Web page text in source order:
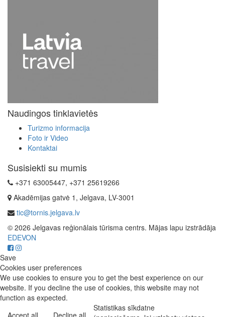
Naudingos tinklavietės
Turizmo informacija
Foto ir Video
Kontaktai
Susisiekti su mumis
+371 63005447, +371 25619266
Akadēmijas gatvė 1, Jelgava, LV-3001
tic@tornis.jelgava.lv
© 2026 Jelgavas reģionālais tūrisma centrs. Mājas lapu izstrādāja
EDEVON
Save
Cookies user preferences
We use cookies to ensure you to get the best experience on our
website. If you decline the use of cookies, this website may not
function as expected.
Statistikas sīkdatne